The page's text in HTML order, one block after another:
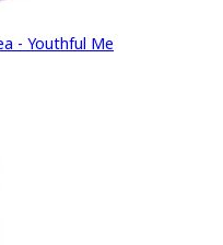
- Youthful Me